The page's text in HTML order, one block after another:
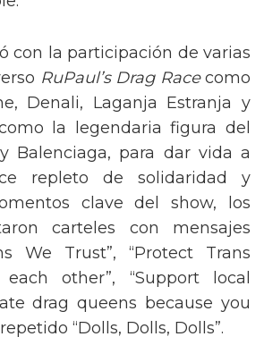
con la participación de varias
RuPaul’s Drag Racecomo
Denali, Laganja Estranja y
la legendaria figura del
Balenciaga, para dar vida a
repleto de solidaridad y
clave del show, los
carteles con mensajes
We Trust”, “Protect Trans
each other”, “Support local
drag queens because you
“Dolls, Dolls, Dolls”.